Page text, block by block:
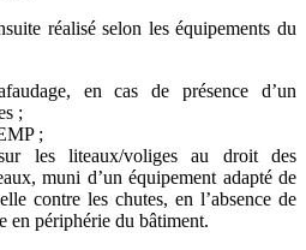
réalisé selon les équipements du
en cas de présence d’un
;
;
les liteaux/voliges au droit des
muni d’un équipement adapté de
contre les chutes, en l’absence de
en périphérie du bâtiment.